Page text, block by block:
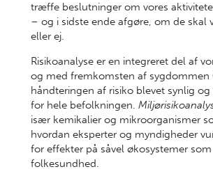
træffe beslutninger om vores
– og i sidste ende afgøre, om de skal
eller ej.
Risikoanalyse er en integreret del af
og med fremkomsten af sygdommen
håndteringen af risiko blevet synlig
for hele befolkningen.
især kemikalier og mikroorganismer
hvordan eksperter og myndigheder
for effekter på såvel økosystemer som
folkesundhed.